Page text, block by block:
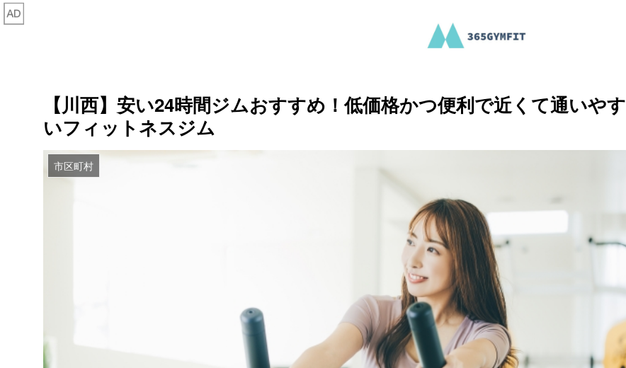
【川西】安い24時間ジムおすすめ！低価格かつ便利で近くて通いやす
いフィットネスジム
市区町村